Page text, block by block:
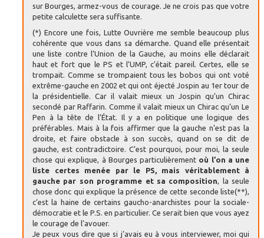
sur Bourges, armez-vous de courage. Je ne crois pas que votre
petite calculette sera suffisante.
(*) Encore une fois, Lutte Ouvrière me semble beaucoup plus
cohérente que vous dans sa démarche. Quand elle présentait
une liste contre l’Union de la Gauche, au moins elle déclarait
haut et fort que le PS et l’UMP, c’était pareil. Certes, elle se
trompait. Comme se trompaient tous les bobos qui ont voté
extrême-gauche en 2002 et qui ont éjecté Jospin au 1er tour de
la présidentielle. Car il valait mieux un Jospin qu’un Chirac
secondé par Raffarin. Comme il valait mieux un Chirac qu’un Le
Pen à la tête de l’État. Il y a en politique une logique des
préférables. Mais à la fois affirmer que la gauche n’est pas la
droite, et faire obstacle à son succès, quand on se dit de
gauche, est contradictoire. C’est pourquoi, pour moi, la seule
chose qui explique, à Bourges particulièrement où l’on a une
liste certes menée par le PS, mais véritablement à
gauche par son programme et sa composition, la seule
chose donc qui explique la présence de cette seconde liste(**),
c’est la haine de certains gaucho-anarchistes pour la sociale-
démocratie et le P.S. en particulier. Ce serait bien que vous ayez
le courage de l’avouer.
Je peux vous dire que si j’avais eu à vous interviewer, moi qui